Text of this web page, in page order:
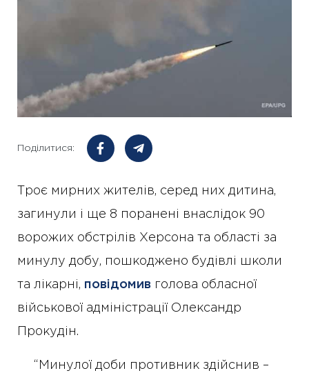
Поділитися:
Троє мирних жителів, серед них дитина,
загинули і ще 8 поранені внаслідок 90
ворожих обстрілів Херсона та області за
минулу добу, пошкоджено будівлі школи
та лікарні, повідомив голова обласної
військової адміністрації Олександр
Прокудін.
“Минулої доби противник здійснив –